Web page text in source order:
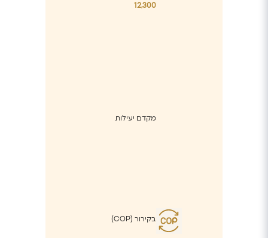
12,300
מקדם יעילות
בקירור (COP)